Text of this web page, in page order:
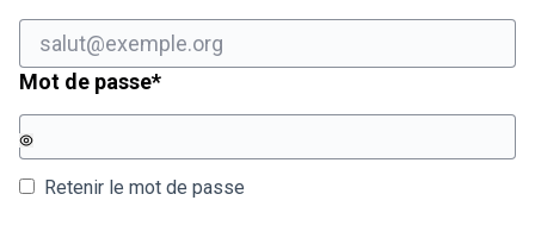
Mot de passe*Champ obligatoire
Retenir le mot de passe